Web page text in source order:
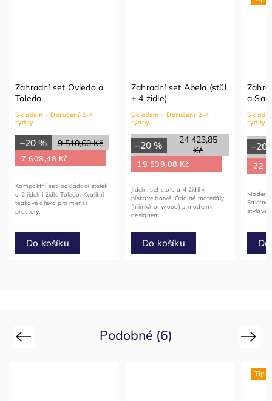
Zahradní set Oviedo a
Toledo
Skladem - Doručení 2–4
týdny
9 510,60 Kč
–20 %
7 608,48 Kč
Do košíku
Kompaktní set: odkládací stolek
a 2 jídelní židle Toledo. Kvalitní
teakové dřevo pro menší
prostory.
Zahradní set Abela (stůl
+ 4 židle)
Skladem - Doručení 2–4
týdny
24 423,85
Kč
–20 %
19 539,08 Kč
Do košíku
Jídelní set stolu a 4 židlí v
pískové barvě. Odolné materiály
(hliník/nonwood) s moderním
designem.
a
týdny
–20
22
Podobné (6)
Previous
Tip
Next